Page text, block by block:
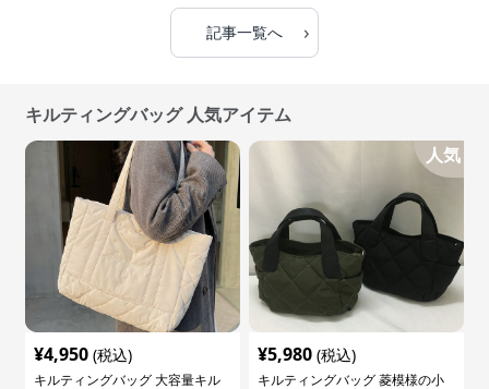
記事一覧へ ›
キルティングバッグ 人気アイテム
¥4,950 (税込)
キルティングバッグ 大容量キル
人気
¥5,980 (税込)
キルティングバッグ 菱模様の小